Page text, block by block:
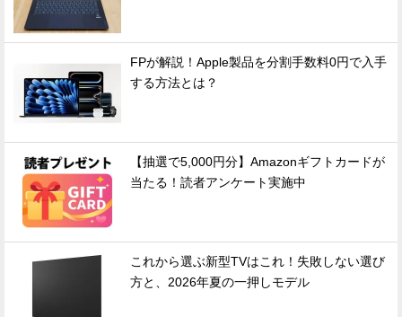
FPが解説！Apple製品を分割手数料0円で入手
する方法とは？
【抽選で5,000円分】Amazonギフトカードが
当たる！読者アンケート実施中
これから選ぶ新型TVはこれ！失敗しない選び
方と、2026年夏の一押しモデル